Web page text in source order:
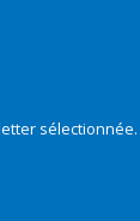
sélectionnée.